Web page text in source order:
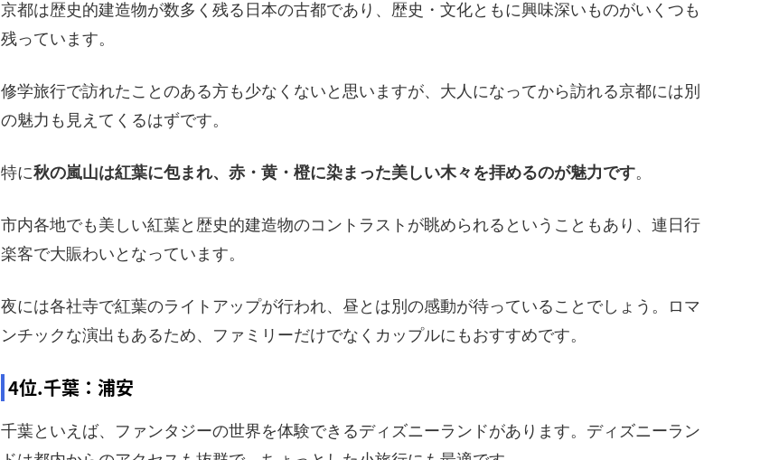
京都は歴史的建造物が数多く残る日本の古都であり、歴史・文化ともに興味深いものがいくつも
残っています。
修学旅行で訪れたことのある方も少なくないと思いますが、大人になってから訪れる京都には別
の魅力も見えてくるはずです。
特に秋の嵐山は紅葉に包まれ、赤・黄・橙に染まった美しい木々を拝めるのが魅力です。
市内各地でも美しい紅葉と歴史的建造物のコントラストが眺められるということもあり、連日行
楽客で大賑わいとなっています。
夜には各社寺で紅葉のライトアップが行われ、昼とは別の感動が待っていることでしょう。ロマ
ンチックな演出もあるため、ファミリーだけでなくカップルにもおすすめです。
4位.千葉：浦安
千葉といえば、ファンタジーの世界を体験できるディズニーランドがあります。ディズニーラン